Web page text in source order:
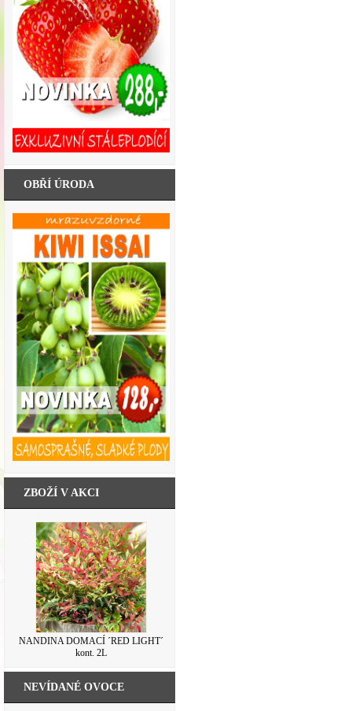
OBŘÍ ÚRODA
ZBOŽÍ V AKCI
NANDINA DOMACÍ ´RED LIGHT´
kont. 2L
NEVÍDANÉ OVOCE